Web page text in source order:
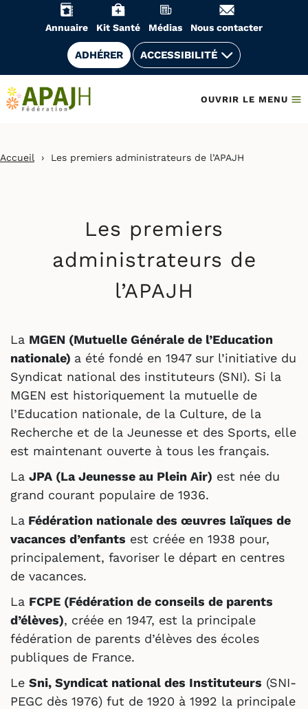
Annuaire Kit Santé Médias Nous contacter
ADHÉRER ACCESSIBILITÉ
OUVRIR LE MENU
Accueil › Les premiers administrateurs de l’APAJH
Les premiers
administrateurs de
l’APAJH
La MGEN (Mutuelle Générale de l’Education
nationale) a été fondé en 1947 sur l’initiative du
Syndicat national des instituteurs (SNI). Si la
MGEN est historiquement la mutuelle de
l’Education nationale, de la Culture, de la
Recherche et de la Jeunesse et des Sports, elle
est maintenant ouverte à tous les français.
La JPA (La Jeunesse au Plein Air) est née du
grand courant populaire de 1936.
La Fédération nationale des œuvres laïques de
vacances d’enfants est créée en 1938 pour,
principalement, favoriser le départ en centres
de vacances.
La FCPE (Fédération de conseils de parents
d’élèves), créée en 1947, est la principale
fédération de parents d’élèves des écoles
publiques de France.
Le Sni, Syndicat national des Instituteurs (SNI-
PEGC dès 1976) fut de 1920 à 1992 la principale